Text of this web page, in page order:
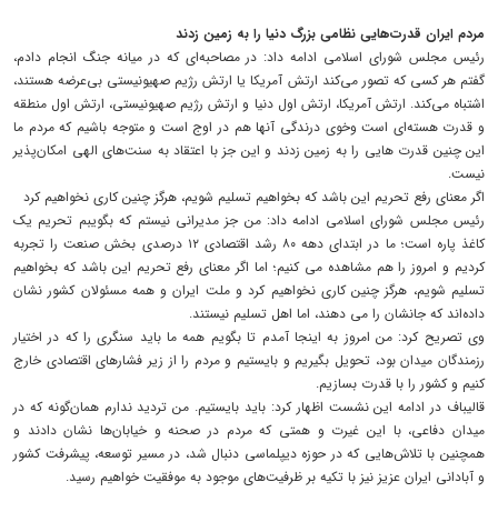
مردم ایران قدرت‌هایی نظامی بزرگ دنیا را به زمین زدند
رئیس مجلس شورای اسلامی ادامه داد: در مصاحبه‌ای که در میانه جنگ انجام دادم،
گفتم هر کسی که تصور می‌کند ارتش آمریکا یا ارتش رژیم صهیونیستی بی‌عرضه هستند،
اشتباه می‌کند. ارتش آمریکا، ارتش اول دنیا و ارتش رژیم صهیونیستی، ارتش اول منطقه
و قدرت‌ هسته‌ای است وخوی درندگی آنها هم در اوج است و متوجه باشیم که مردم ما
این چنین قدرت هایی را به زمین زدند و این جز با اعتقاد به سنت‌های الهی امکان‌پذیر
نیست.
اگر معنای رفع تحریم این باشد که بخواهیم تسلیم شویم، هرگز چنین کاری نخواهیم کرد
رئیس مجلس شورای اسلامی ادامه داد: من جز مدیرانی نیستم که بگویبم تحریم یک
کاغذ پاره است؛ ما در ابتدای دهه ۸۰ رشد اقتصادی ۱۲ درصدی بخش صنعت را تجربه
کردیم و امروز را هم مشاهده می کنیم؛ اما اگر معنای رفع تحریم این باشد که بخواهیم
تسلیم شویم، هرگز چنین کاری نخواهیم کرد و ملت ایران و همه مسئولان کشور نشان
داده‌اند که جانشان را می دهند، اما اهل تسلیم نیستند.
وی تصریح کرد: من امروز به اینجا آمدم تا بگویم همه ما باید سنگری را که در اختیار
رزمندگان میدان بود، تحویل بگیریم و بایستیم و مردم را از زیر فشارهای اقتصادی خارج
کنیم و کشور را با قدرت بسازیم.
قالیباف در ادامه این نشست اظهار کرد: باید بایستیم. من تردید ندارم همان‌گونه که در
میدان دفاعی، با این غیرت و همتی که مردم در صحنه و خیابان‌ها نشان دادند و
همچنین با تلاش‌هایی که در حوزه دیپلماسی دنبال شد، در مسیر توسعه، پیشرفت کشور
و آبادانی ایران عزیز نیز با تکیه بر ظرفیت‌های موجود به موفقیت خواهیم رسید.